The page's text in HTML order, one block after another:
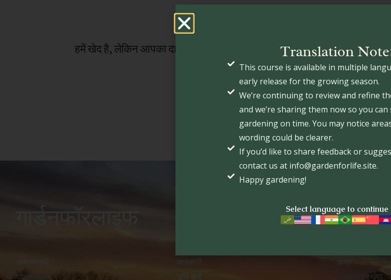
हमें खेद है, लेकिन आपका दान असफल हो गया। कृपया पुनः प्रयास करें या सहायता के
गार्डनफॉरलाइफ
पाठ्यक्रम
जानकारी
दान करें
छात्र
पाठ्यक्रम पृष्ठ
Translation
This course is available in multiple
early release for the growing season.
We’re continuing to review and refine
and we’re sharing them now so you
gardening on time. You may notice
wording could be clearer.
If you’d like to share feedback or
contact us at info@gardenforlife.site.
Happy gardening!
Select language to continue